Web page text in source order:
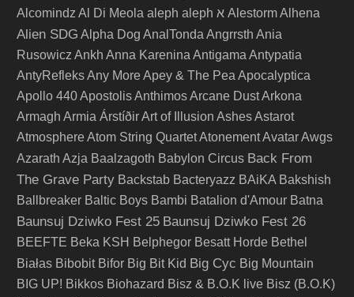
Alcomindz Al Di Meola aleph aleph א AlestormAlhena
Alien SDG Alpha Dog AnalTonda Angrrsth Ania
Rusowicz Ankh Anna Karenina Antigama Antypatia
AntyRefleksAny MoreApey & The Pea Apocalyptica
Apollo 440Apostolis AnthimosArcane DustArkona
Armagh Armia ÁrstíðirArt of Illusion AshesAstarot
AtmosphereAtom String QuartetAtonementAvatarAwgs
Azarath Azja Baalzagoth Babylon Circus Back From
The Grave Party Backstab Bacteryazz BAiKA Bakshish
Ballbreaker Baltic Boys Bambi Batalion d'Amour Batna
Baunsuj Dziwko Fest 25 Baunsuj Dziwko Fest 26
BEEFTE Beka KSH Belphegor Besatt Horde Bethel
Białas Bibobit Bifor Big Bit Kid Big Cyc Big Mountain
BIG UP! Bikkos Biohazard Bisz & B.O.K live Bisz (B.O.K)